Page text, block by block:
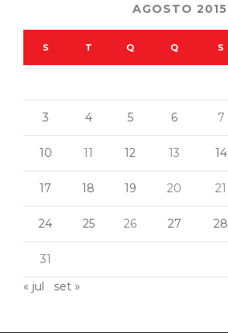
AGOSTO 2015
S T Q Q S
3 4 5 6 7
10 11 12 13 14
17 18 19 20 21
24 25 26 27 28
31
« jul
set »